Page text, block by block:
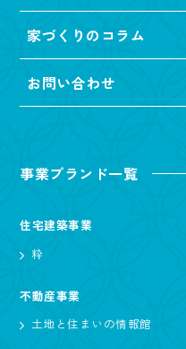
家づくりのコラム
お問い合わせ
事業ブランド一覧
住宅建築事業
粋
不動産事業
土地と住まいの情報館